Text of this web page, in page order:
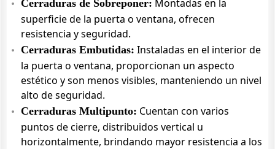
Cerraduras de Sobreponer: Montadas en la
superficie de la puerta o ventana, ofrecen
resistencia y seguridad.
Cerraduras Embutidas: Instaladas en el interior de
la puerta o ventana, proporcionan un aspecto
estético y son menos visibles, manteniendo un nivel
alto de seguridad.
Cerraduras Multipunto: Cuentan con varios
puntos de cierre, distribuidos vertical u
horizontalmente, brindando mayor resistencia a los